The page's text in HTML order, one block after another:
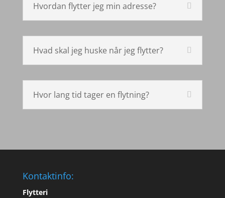
Hvordan flytter jeg min adresse?
Hvad skal jeg huske når jeg flytter?
Hvor lang tid tager en flytning?
Kontaktinfo:
Flytteri